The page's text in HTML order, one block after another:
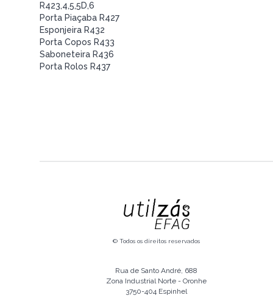
R423,4,5,5D,6
Porta Piaçaba R427
Esponjeira R432
Porta Copos R433
Saboneteira R436
Porta Rolos R437
© Todos os direitos reservados
Rua de Santo André, 688
Zona Industrial Norte - Oronhe
3750-404 Espinhel